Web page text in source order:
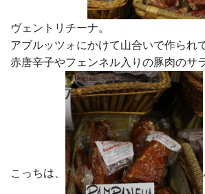
ヴェントリチーナ。
アブルッツォにかけて山合いで作られ
赤唐辛子やフェンネル入りの豚肉のサラ
こっちは、